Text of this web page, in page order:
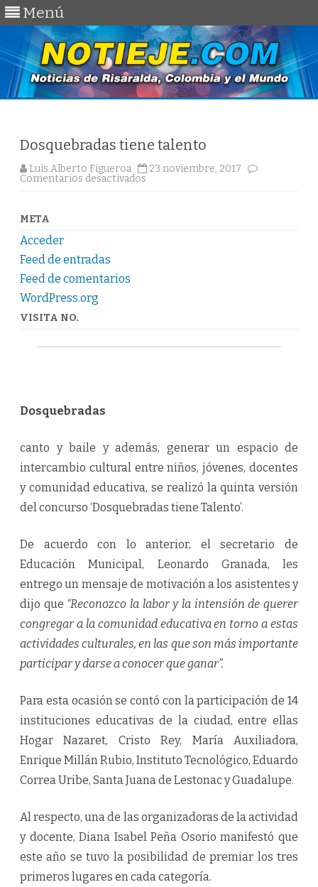
Menú
Dosquebradas tiene talento
Luis Alberto Figueroa
23 noviembre, 2017
Comentarios desactivados
META
Acceder
Feed de entradas
Feed de comentarios
WordPress.org
VISITA NO.
Dosquebradas
canto y baile y además, generar un espacio de
intercambio cultural entre niños, jóvenes, docentes
y comunidad educativa, se realizó la quinta versión
del concurso ‘Dosquebradas tiene Talento’.
De acuerdo con lo anterior, el secretario de
Educación Municipal, Leonardo Granada, les
entrego un mensaje de motivación a los asistentes y
dijo que “Reconozco la labor y la intensión de querer
congregar a la comunidad educativa en torno a estas
actividades culturales, en las que son más importante
participar y darse a conocer que ganar”.
Para esta ocasión se contó con la participación de 14
instituciones educativas de la ciudad, entre ellas
Hogar Nazaret, Cristo Rey, María Auxiliadora,
Enrique Millán Rubio, Instituto Tecnológico, Eduardo
Correa Uribe, Santa Juana de Lestonac y Guadalupe.
Al respecto, una de las organizadoras de la actividad
y docente, Diana Isabel Peña Osorio manifestó que
este año se tuvo la posibilidad de premiar los tres
primeros lugares en cada categoría.